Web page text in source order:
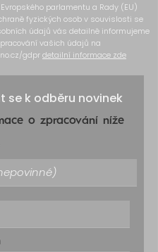
parlamentu a Rady (EU)
fyzických osob v souvislosti se
údajů vás detailně informujeme
vašich údajů na
gdprdetailní informace zde
se k odběru novinek
o zpracování níže